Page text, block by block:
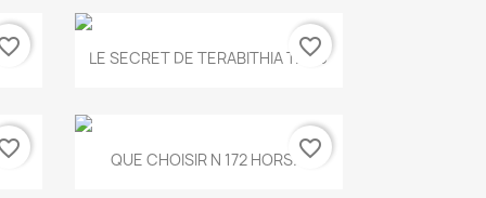
Aperçu rapide
LE SECRET DE TERABITHIA T.560
favorite_border
Aperçu rapide
QUE CHOISIR N 172 HORS...favorite_border